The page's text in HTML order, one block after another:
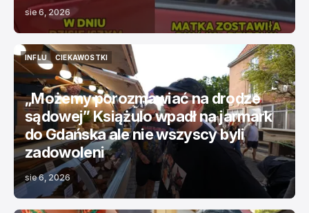
sie 6, 2026
INFLU
INFLU
CIEKAWOSTKI
CIEKAWOSTKI
„Możemy porozmawiać na drodze
sądowej” Książulo wpadł na jarmark
do Gdańska ale nie wszyscy byli
zadowoleni
sie 6, 2026